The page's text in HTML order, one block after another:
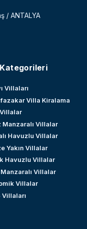
/ ANTALYA
Villaları
Villa Kiralama
Manzaralı Villalar
Havuzlu Villalar
Yakın Villalar
Havuzlu Villalar
Manzaralı Villalar
Villalar